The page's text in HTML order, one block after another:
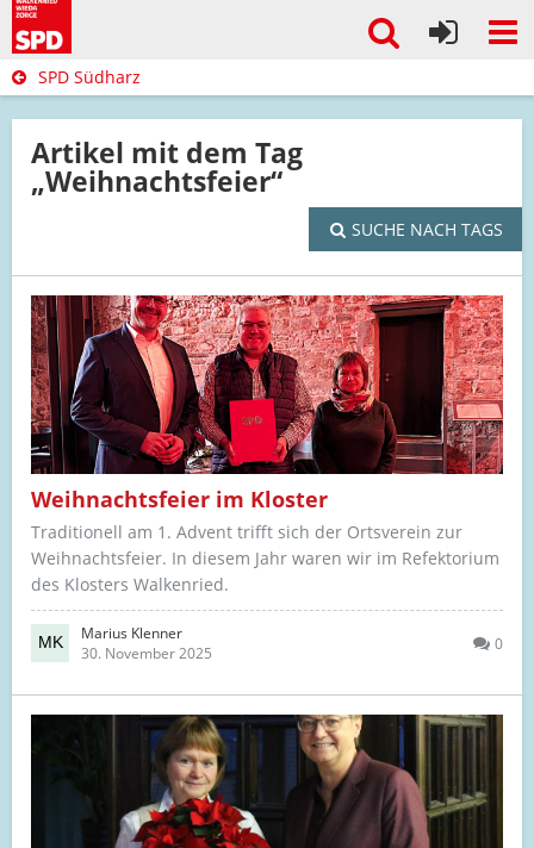
SPD Südharz
Artikel mit dem Tag
„Weihnachtsfeier“
SUCHE NACH TAGS
Weihnachtsfeier im Kloster
Traditionell am 1. Advent trifft sich der Ortsverein zur
Weihnachtsfeier. In diesem Jahr waren wir im Refektorium
des Klosters Walkenried.
Marius Klenner
30. November 2025
0